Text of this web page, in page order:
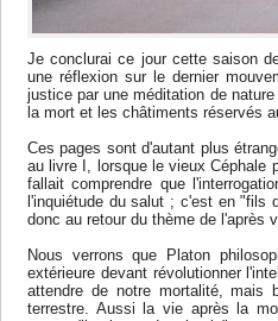
Je conclurai ce jour cette saison
une réflexion sur le dernier
justice par une méditation de
la mort et les châtiments réservés
Ces pages sont d'autant plus
au livre I, lorsque le vieux Céphale
fallait comprendre que
l'inquiétude du salut ; c'est en "fils
donc au retour du thème de l'après
Nous verrons que Platon
extérieure devant révolutionner
attendre de notre mortalité, mais
terrestre. Aussi la vie après la